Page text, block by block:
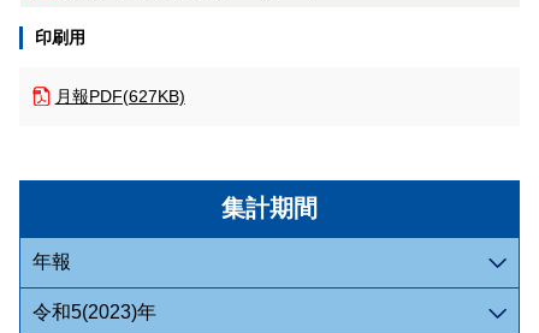
集計期間
年報
令和5(2023)年
印刷用
月報PDF(627KB)